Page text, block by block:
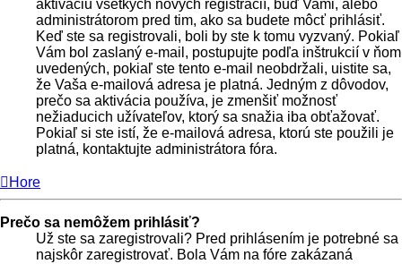
aktiváciu všetkých nových registrácií, buď Vami, alebo
administrátorom pred tim, ako sa budete môcť prihlásiť.
Keď ste sa registrovali, boli by ste k tomu vyzvaný. Pokiaľ
Vám bol zaslaný e-mail, postupujte podľa inštrukcií v ňom
uvedených, pokiaľ ste tento e-mail neobdržali, uistite sa,
že Vaša e-mailová adresa je platná. Jedným z dôvodov,
prečo sa aktivácia používa, je zmenšiť možnosť
nežiaducich užívateľov, ktorý sa snažia iba obťažovať.
Pokiaľ si ste istí, že e-mailová adresa, ktorú ste použili je
platná, kontaktujte administrátora fóra.
Hore
Prečo sa nemôžem prihlásiť?
Už ste sa zaregistrovali? Pred prihlásením je potrebné sa
najskôr zaregistrovať. Bola Vám na fóre zakázaná